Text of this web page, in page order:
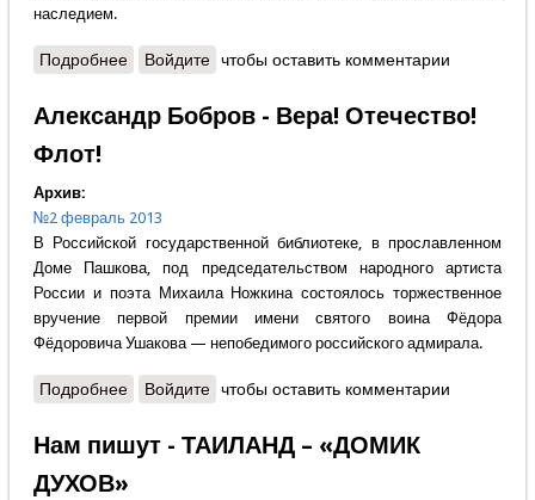
наследием.
Подробнеео Юрий Агещев - Любите святую Русь
Войдите чтобы оставить комментарии
Александр Бобров - Вера! Отечество!
Флот!
Архив:
№2 февраль 2013
В Российской государственной библиотеке, в прославленном
Доме Пашкова, под председательством народного артиста
России и поэта Михаила Ножкина состоялось торжественное
вручение первой премии имени святого воина Фёдора
Фёдоровича Ушакова — непобедимого российского адмирала.
Подробнеео Александр Бобров - Вера! Отечество! Флот!
Войдите чтобы оставить комментарии
Нам пишут - ТАИЛАНД – «ДОМИК
ДУХОВ»